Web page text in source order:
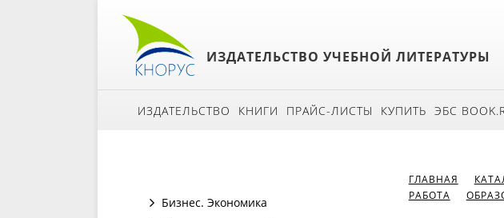
ИЗДАТЕЛЬСТВО УЧЕБНОЙ ЛИТЕРАТУРЫ
ИЗДАТЕЛЬСТВО КНИГИ ПРАЙС-ЛИСТЫ КУПИТЬ ЭБС
Бизнес. Экономика
ГЛАВНАЯ
РАБОТА